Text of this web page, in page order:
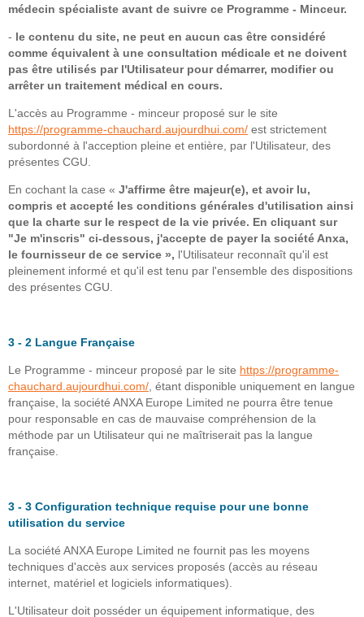
médecin spécialiste avant de suivre ce Programme - Minceur.
- le contenu du site, ne peut en aucun cas être considéré
comme équivalent à une consultation médicale et ne doivent
pas être utilisés par l'Utilisateur pour démarrer, modifier ou
arrêter un traitement médical en cours.
L'accès au Programme - minceur proposé sur le site
https://programme-chauchard.aujourdhui.com/ est strictement
subordonné à l'acception pleine et entière, par l'Utilisateur, des
présentes CGU.
En cochant la case « J'affirme être majeur(e), et avoir lu,
compris et accepté les conditions générales d'utilisation ainsi
que la charte sur le respect de la vie privée. En cliquant sur
"Je m'inscris" ci-dessous, j'accepte de payer la société Anxa,
le fournisseur de ce service », l'Utilisateur reconnaît qu'il est
pleinement informé et qu'il est tenu par l'ensemble des dispositions
des présentes CGU.
3 - 2 Langue Française
Le Programme - minceur proposé par le site https://programme-
chauchard.aujourdhui.com/ , étant disponible uniquement en langue
française, la société ANXA Europe Limited ne pourra être tenue
pour responsable en cas de mauvaise compréhension de la
méthode par un Utilisateur qui ne maîtriserait pas la langue
française.
3 - 3 Configuration technique requise pour une bonne
utilisation du service
La société ANXA Europe Limited ne fournit pas les moyens
techniques d'accès aux services proposés (accès au réseau
internet, matériel et logiciels informatiques).
L'Utilisateur doit posséder un équipement informatique, des